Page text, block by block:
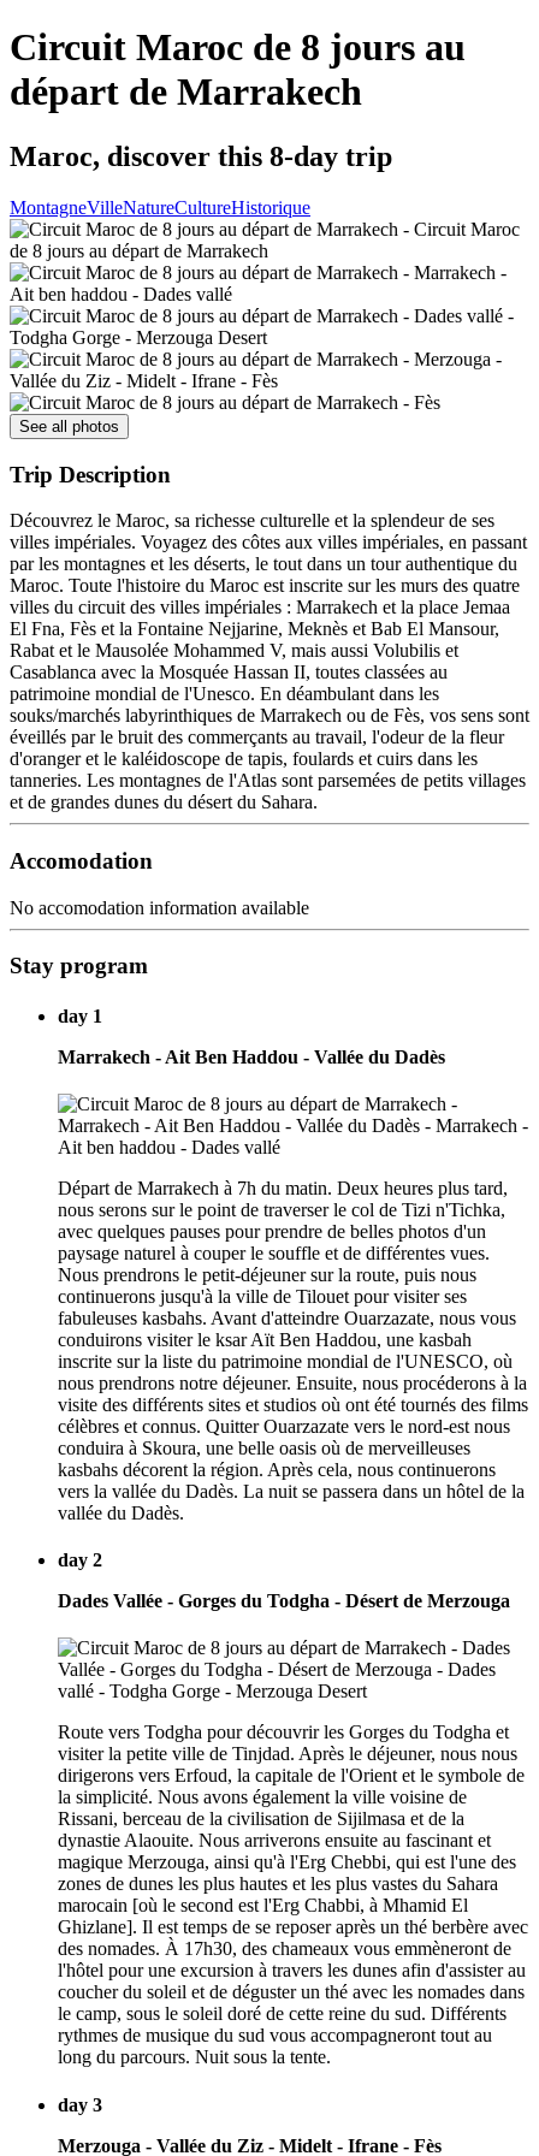
Circuit Maroc de 8 jours au
départ de Marrakech
Maroc, discover this 8-day trip
MontagneVilleNatureCultureHistorique
See all photos
Trip Description
Découvrez le Maroc, sa richesse culturelle et la splendeur de ses
villes impériales. Voyagez des côtes aux villes impériales, en passant
par les montagnes et les déserts, le tout dans un tour authentique du
Maroc. Toute l'histoire du Maroc est inscrite sur les murs des quatre
villes du circuit des villes impériales : Marrakech et la place Jemaa
El Fna, Fès et la Fontaine Nejjarine, Meknès et Bab El Mansour,
Rabat et le Mausolée Mohammed V, mais aussi Volubilis et
Casablanca avec la Mosquée Hassan II, toutes classées au
patrimoine mondial de l'Unesco. En déambulant dans les
souks/marchés labyrinthiques de Marrakech ou de Fès, vos sens sont
éveillés par le bruit des commerçants au travail, l'odeur de la fleur
d'oranger et le kaléidoscope de tapis, foulards et cuirs dans les
tanneries. Les montagnes de l'Atlas sont parsemées de petits villages
et de grandes dunes du désert du Sahara.
Accomodation
No accomodation information available
Stay program
day 1
Marrakech - Ait Ben Haddou - Vallée du Dadès
Départ de Marrakech à 7h du matin. Deux heures plus tard,
nous serons sur le point de traverser le col de Tizi n'Tichka,
avec quelques pauses pour prendre de belles photos d'un
paysage naturel à couper le souffle et de différentes vues.
Nous prendrons le petit-déjeuner sur la route, puis nous
continuerons jusqu'à la ville de Tilouet pour visiter ses
fabuleuses kasbahs. Avant d'atteindre Ouarzazate, nous vous
conduirons visiter le ksar Aït Ben Haddou, une kasbah
inscrite sur la liste du patrimoine mondial de l'UNESCO, où
nous prendrons notre déjeuner. Ensuite, nous procéderons à la
visite des différents sites et studios où ont été tournés des films
célèbres et connus. Quitter Ouarzazate vers le nord-est nous
conduira à Skoura, une belle oasis où de merveilleuses
kasbahs décorent la région. Après cela, nous continuerons
vers la vallée du Dadès. La nuit se passera dans un hôtel de la
vallée du Dadès.
day 2
Dades Vallée - Gorges du Todgha - Désert de Merzouga
Route vers Todgha pour découvrir les Gorges du Todgha et
visiter la petite ville de Tinjdad. Après le déjeuner, nous nous
dirigerons vers Erfoud, la capitale de l'Orient et le symbole de
la simplicité. Nous avons également la ville voisine de
Rissani, berceau de la civilisation de Sijilmasa et de la
dynastie Alaouite. Nous arriverons ensuite au fascinant et
magique Merzouga, ainsi qu'à l'Erg Chebbi, qui est l'une des
zones de dunes les plus hautes et les plus vastes du Sahara
marocain [où le second est l'Erg Chabbi, à Mhamid El
Ghizlane]. Il est temps de se reposer après un thé berbère avec
des nomades. À 17h30, des chameaux vous emmèneront de
l'hôtel pour une excursion à travers les dunes afin d'assister au
coucher du soleil et de déguster un thé avec les nomades dans
le camp, sous le soleil doré de cette reine du sud. Différents
rythmes de musique du sud vous accompagneront tout au
long du parcours. Nuit sous la tente.
day 3
Merzouga - Vallée du Ziz - Midelt - Ifrane - Fès